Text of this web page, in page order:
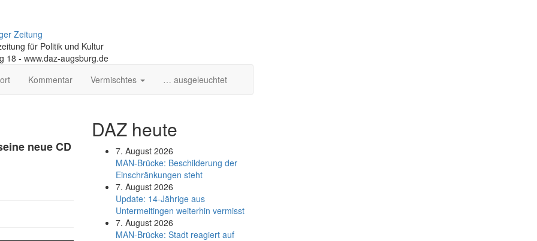
Zeitung
für Politik und Kultur
18 - www.daz-augsburg.de
Kommentar Vermischtes … ausgeleuchtet
neue CD
DAZ heute
7. August 2026
MAN-Brücke: Beschilderung der
Einschränkungen steht
7. August 2026
Update: 14-Jährige aus
Untermeitingen weiterhin vermisst
7. August 2026
MAN-Brücke: Stadt reagiert auf